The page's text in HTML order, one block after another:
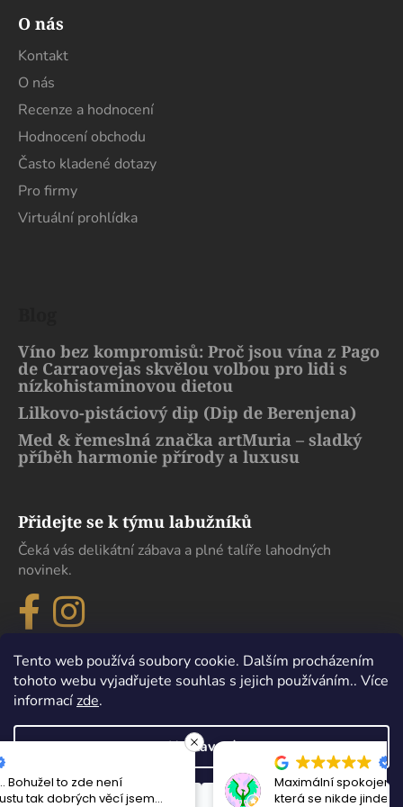
Tento web používá soubory cookie. Dalším procházením
tohoto webu vyjadřujete souhlas s jejich používáním.. Více
informacízde.
Nastavení
O nás
Kontakt
O nás
Recenze a hodnocení
Hodnocení obchodu
Často kladené dotazy
Pro firmy
Virtuální prohlídka
Víno bez kompromisů: Proč jsou vína z Pago
de Carraovejas skvělou volbou pro lidi s
nízkohistaminovou dietou
Lilkovo-pistáciový dip (Dip de Berenjena)
Med & řemeslná značka artMuria – sladký
příběh harmonie přírody a luxusu
Přidejte se k týmu labužníků
Čeká vás delikátní zábava a plné talíře lahodných
novinek.
Vytvořil Shoptet
Maximální spokojenost, sehnal jsem zde lahev
která se nikde jinde v Čechách sehnat nedá.